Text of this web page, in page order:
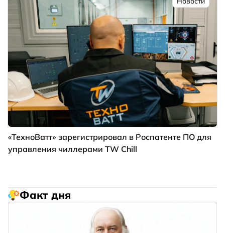
«ТехноВатт» зарегистрировал в Роспатенте ПО для
управления чиллерами TW Chill
Факт дня